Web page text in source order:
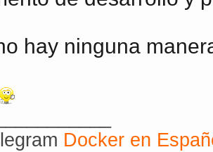
hay ninguna
Docker en